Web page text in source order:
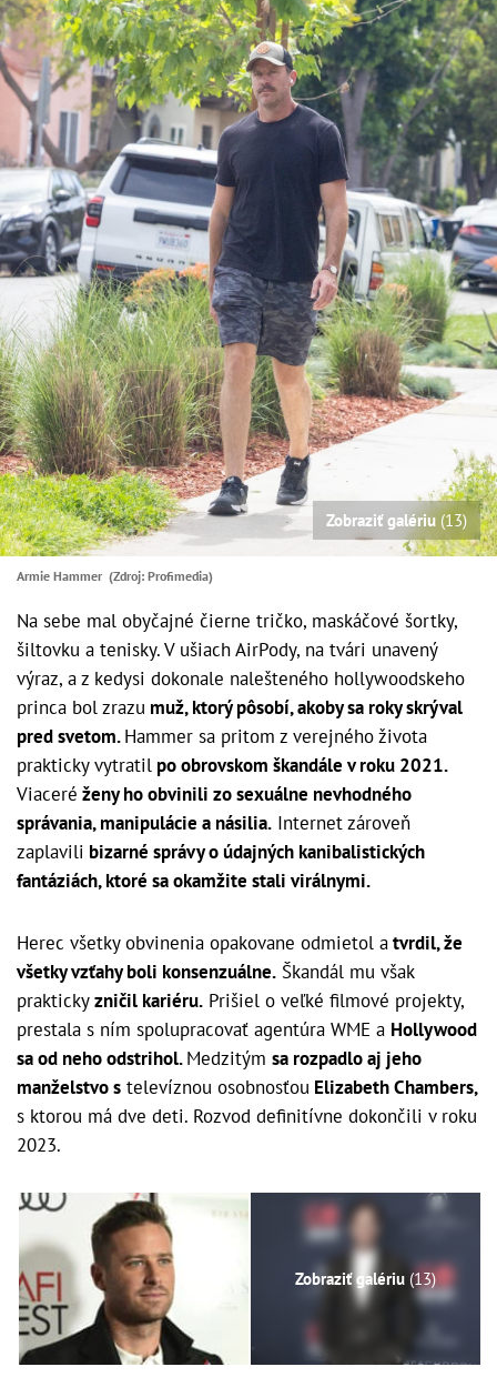
Zobraziť galériu (13)
Armie Hammer (Zdroj: Profimedia)
Na sebe mal obyčajné čierne tričko, maskáčové šortky,
šiltovku a tenisky. V ušiach AirPody, na tvári unavený
výraz, a z kedysi dokonale nalešteného hollywoodskeho
princa bol zrazu muž, ktorý pôsobí, akoby sa roky skrýval
pred svetom.Hammer sa pritom z verejného života
prakticky vytratil po obrovskom škandále v roku 2021.
Viaceré ženy ho obvinili zo sexuálne nevhodného
správania, manipulácie a násilia. Internet zároveň
zaplavili bizarné správy o údajných kanibalistických
fantáziách, ktoré sa okamžite stali virálnymi.
Herec všetky obvinenia opakovane odmietol atvrdil, že
všetky vzťahy boli konsenzuálne. Škandál mu však
praktickyzničil kariéru. Prišiel o veľké filmové projekty,
prestala s ním spolupracovať agentúra WME a Hollywood
sa od neho odstrihol.Medzitým sa rozpadlo aj jeho
manželstvo s televíznou osobnosťou Elizabeth Chambers,
s ktorou má dve deti. Rozvod definitívne dokončili v roku
2023.
Zobraziť galériu (13)